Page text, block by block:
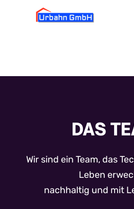
DAS
Wir sind ein Team, das
Leben
nachhaltig und mit